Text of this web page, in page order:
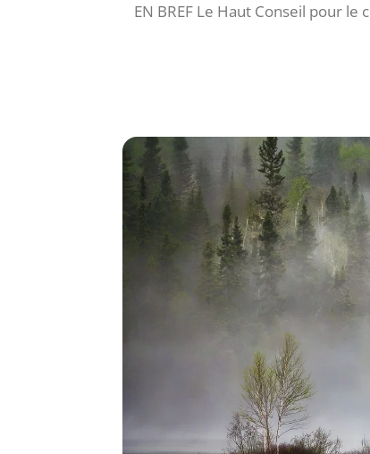
EN BREF Le Haut Conseil pour le